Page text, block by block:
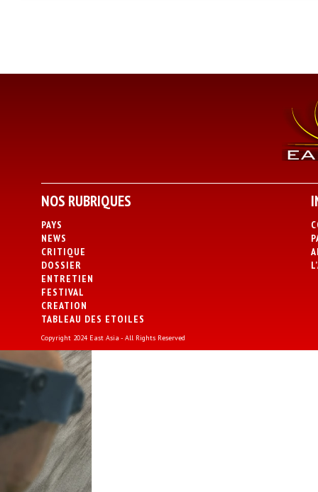
NOS RUBRIQUES
PAYS
NEWS
CRITIQUE
DOSSIER
ENTRETIEN
FESTIVAL
CREATION
TABLEAU DES ETOILES
Copyright 2024 East Asia - All Rights Reserved